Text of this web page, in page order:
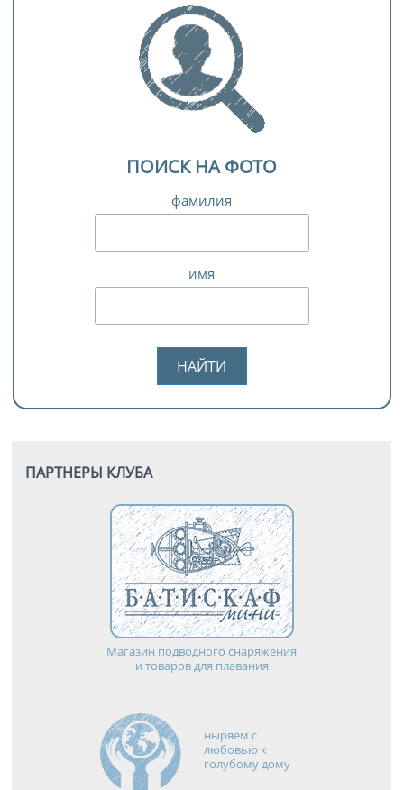
ПОИСК НА ФОТО
фамилия
имя
ПАРТНЕРЫ КЛУБА
Магазин подводного снаряжения
и товаров для плавания
ныряем с
любовью к
голубому дому